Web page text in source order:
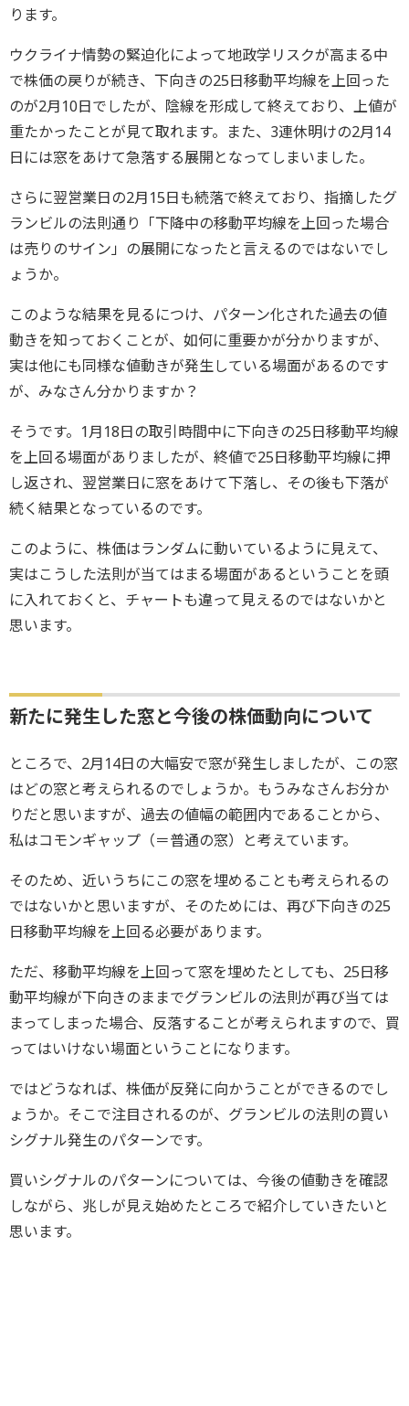
ります。
ウクライナ情勢の緊迫化によって地政学リスクが高まる中
で株価の戻りが続き、下向きの25日移動平均線を上回った
のが2月10日でしたが、陰線を形成して終えており、上値が
重たかったことが見て取れます。また、3連休明けの2月14
日には窓をあけて急落する展開となってしまいました。
さらに翌営業日の2月15日も続落で終えており、指摘したグ
ランビルの法則通り「下降中の移動平均線を上回った場合
は売りのサイン」の展開になったと言えるのではないでし
ょうか。
このような結果を見るにつけ、パターン化された過去の値
動きを知っておくことが、如何に重要かが分かりますが、
実は他にも同様な値動きが発生している場面があるのです
が、みなさん分かりますか？
そうです。1月18日の取引時間中に下向きの25日移動平均線
を上回る場面がありましたが、終値で25日移動平均線に押
し返され、翌営業日に窓をあけて下落し、その後も下落が
続く結果となっているのです。
このように、株価はランダムに動いているように見えて、
実はこうした法則が当てはまる場面があるということを頭
に入れておくと、チャートも違って見えるのではないかと
思います。
新たに発生した窓と今後の株価動向について
ところで、2月14日の大幅安で窓が発生しましたが、この窓
はどの窓と考えられるのでしょうか。もうみなさんお分か
りだと思いますが、過去の値幅の範囲内であることから、
私はコモンギャップ（＝普通の窓）と考えています。
そのため、近いうちにこの窓を埋めることも考えられるの
ではないかと思いますが、そのためには、再び下向きの25
日移動平均線を上回る必要があります。
ただ、移動平均線を上回って窓を埋めたとしても、25日移
動平均線が下向きのままでグランビルの法則が再び当ては
まってしまった場合、反落することが考えられますので、買
ってはいけない場面ということになります。
ではどうなれば、株価が反発に向かうことができるのでし
ょうか。そこで注目されるのが、グランビルの法則の買い
シグナル発生のパターンです。
買いシグナルのパターンについては、今後の値動きを確認
しながら、兆しが見え始めたところで紹介していきたいと
思います。